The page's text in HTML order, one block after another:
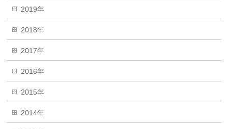
2019年
2018年
2017年
2016年
2015年
2014年